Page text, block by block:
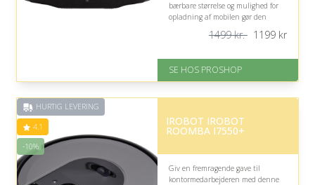
bærbare størrelse og mulighed for
opladning af mobilen gør den
Fremragende Trustpilot rating
Nedsat: 21% (Normalpris: 1499
1499 kr. 1199kr
SE HOS PROSHOP
HURTIG LEVERING
4.1
-10%
IROBOT IROBOT
ROOMBA I7550+
Giv en fremragende gave til
kontormedarbejderen med denne